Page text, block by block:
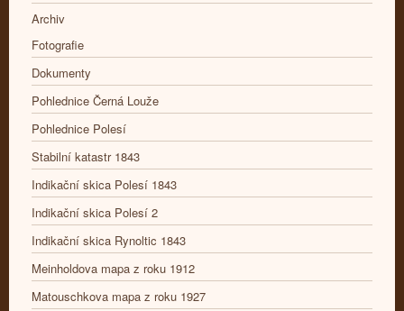
Archiv
Fotografie
Dokumenty
Pohlednice Černá Louže
Pohlednice Polesí
Stabilní katastr 1843
Indikační skica Polesí 1843
Indikační skica Polesí 2
Indikační skica Rynoltic 1843
Meinholdova mapa z roku 1912
Matouschkova mapa z roku 1927